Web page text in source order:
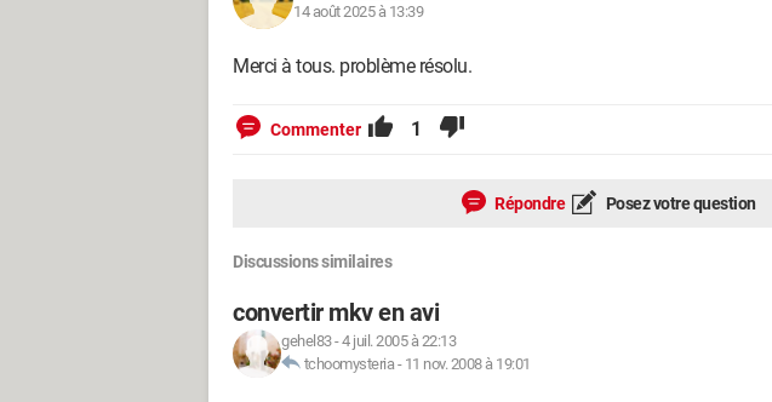
14 août 2025 à 13:39
Merci à tous. problème résolu.
Commenter 1
Répondre Posez votre question
Discussions similaires
convertir mkv en avi
gehel83-4 juil. 2005 à 22:13
tchoomysteria- 11 nov. 2008 à 19:01